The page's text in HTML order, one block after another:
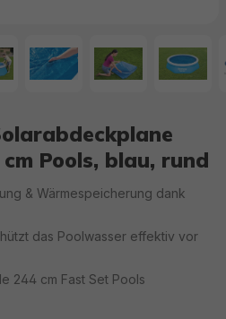
Pools, blau, rund
& Wärmespeicherung dank
das Poolwasser effektiv vor
244 cm Fast Set Pools